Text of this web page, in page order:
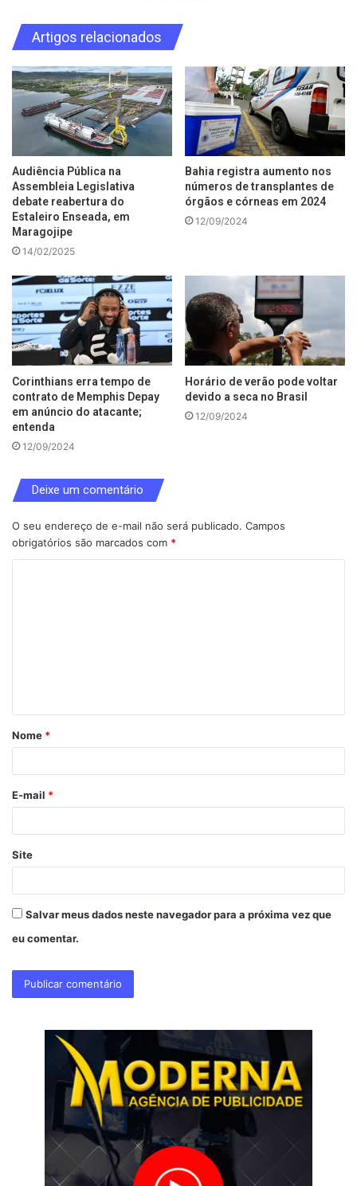
Artigos relacionados
Audiência Pública na
Assembleia Legislativa
debate reabertura do
Estaleiro Enseada, em
Maragojipe
14/02/2025
Bahia registra aumento nos
números de transplantes de
órgãos e córneas em 2024
12/09/2024
Corinthians erra tempo de
contrato de Memphis Depay
em anúncio do atacante;
entenda
12/09/2024
Horário de verão pode voltar
devido a seca no Brasil
12/09/2024
Deixe um comentário
O seu endereço de e-mail não será publicado. Campos
obrigatórios são marcados com *
á
r
*
Nome *
E-mail *
Site
Salvar meus dados neste navegador para a próxima vez que
eu comentar.